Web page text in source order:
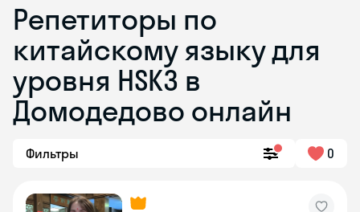
Репетиторы по
китайскому языку для
уровня HSK3 в
Домодедово онлайн
Фильтры 0
Skyeng Chat